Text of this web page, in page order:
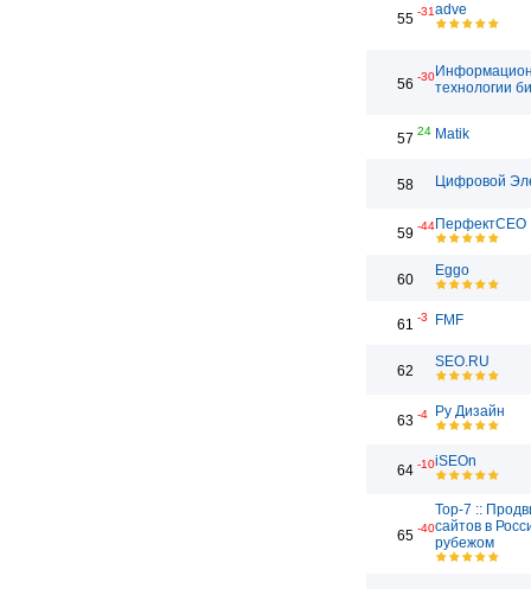
55 -31adve
56 -30
технологии
57 24 Matik
58 Цифровой
59 -44ПерфектСЕО
60
Eggo
61 -3 FMF
62
SEO.RU
63 -4 Ру Дизайн
64 -10iSEOn
65 -40
Top-7 ::
сайтов в
рубежом